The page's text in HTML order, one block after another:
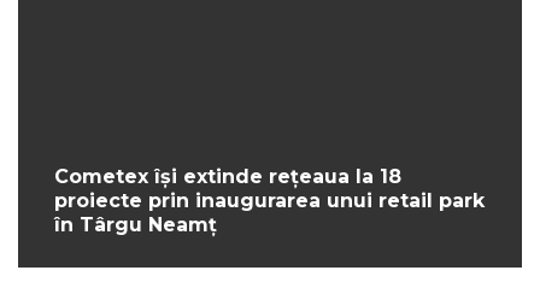
Cometex își extinde rețeaua la 18
proiecte prin inaugurarea unui retail park
în Târgu Neamț